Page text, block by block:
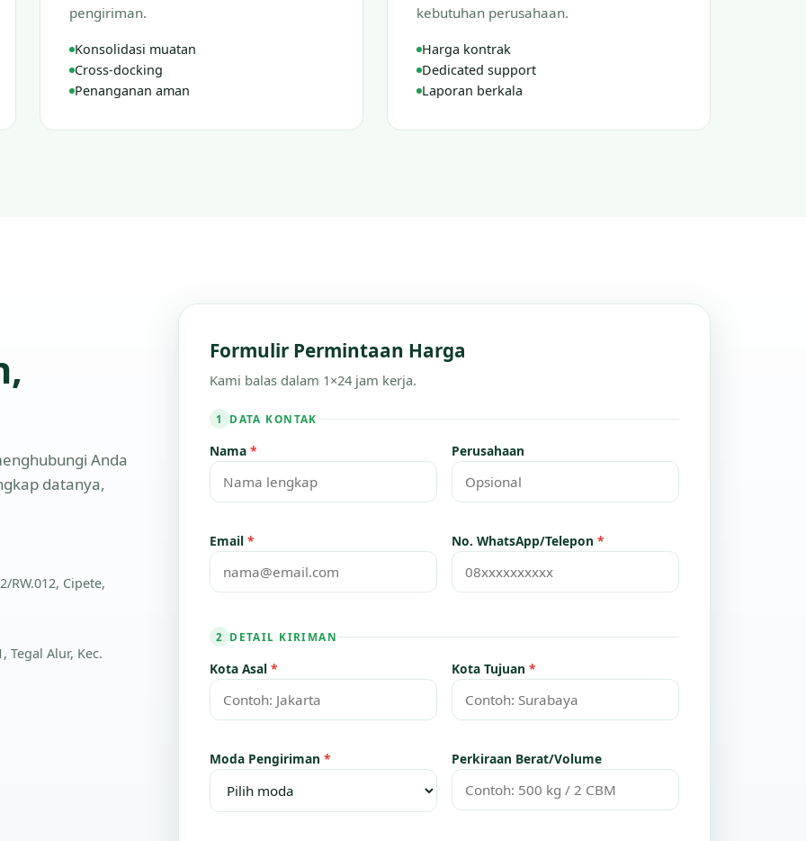
pengiriman.
Konsolidasi muatan
Cross-docking
Penanganan aman
kebutuhan perusahaan.
Harga kontrak
Dedicated support
Laporan berkala
Anda
datanya,
RW.012, Cipete,
Tegal Alur, Kec.
Formulir Permintaan Harga
Kami balas dalam 1×24 jam kerja.
1 DATA KONTAK
Nama* Perusahaan
Email* No. WhatsApp/Telepon*
2 DETAIL KIRIMAN
Kota Asal* Kota Tujuan*
Moda Pengiriman* Perkiraan Berat/Volume